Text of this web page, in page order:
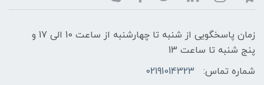
زمان پاسخگویی از شنبه تا چهارشنبه از ساعت 10 الی 17 و
پنج شنبه تا ساعت 13
شماره تماس:
02191014323